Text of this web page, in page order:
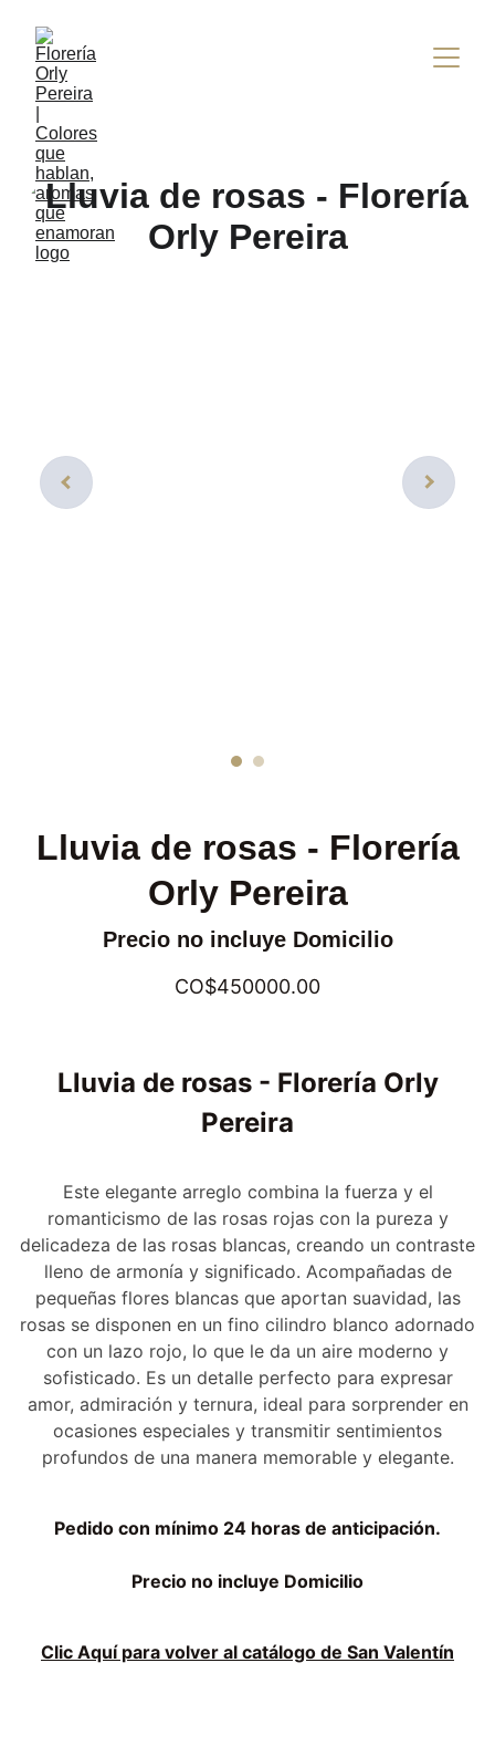
Lluvia de rosas - Florería
Orly Pereira
Precio no incluye Domicilio
CO$450000.00
Lluvia de rosas - Florería Orly
Pereira
Este elegante arreglo combina la fuerza y el
romanticismo de las rosas rojas con la pureza y
delicadeza de las rosas blancas, creando un contraste
lleno de armonía y significado. Acompañadas de
pequeñas flores blancas que aportan suavidad, las
rosas se disponen en un fino cilindro blanco adornado
con un lazo rojo, lo que le da un aire moderno y
sofisticado. Es un detalle perfecto para expresar
amor, admiración y ternura, ideal para sorprender en
ocasiones especiales y transmitir sentimientos
profundos de una manera memorable y elegante.
Pedido con mínimo 24 horas de anticipación.
Precio no incluye Domicilio
Clic Aquí para volver al catálogo de San Valentín